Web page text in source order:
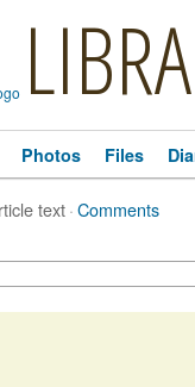
Photos Files
text·Comments